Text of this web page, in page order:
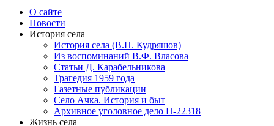
О сайте
Новости
История села
История села (В.Н. Кудряшов)
Из воспоминаний В.Ф. Власова
Статьи Д. Карабельникова
Трагедия 1959 года
Газетные публикации
Село Ачка. История и быт
Архивное уголовное дело П-22318
Жизнь села